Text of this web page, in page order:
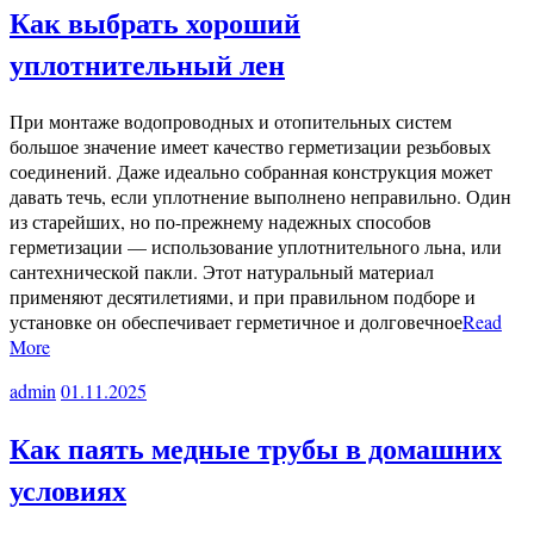
Как выбрать хороший
уплотнительный лен
При монтаже водопроводных и отопительных систем
большое значение имеет качество герметизации резьбовых
соединений. Даже идеально собранная конструкция может
давать течь, если уплотнение выполнено неправильно. Один
из старейших, но по-прежнему надежных способов
герметизации — использование уплотнительного льна, или
сантехнической пакли. Этот натуральный материал
применяют десятилетиями, и при правильном подборе и
установке он обеспечивает герметичное и долговечноеRead
More
admin 01.11.2025
Как паять медные трубы в домашних
условиях